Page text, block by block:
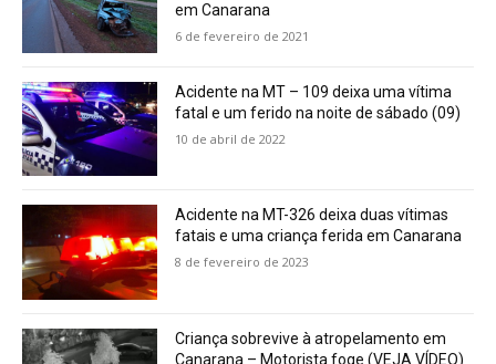
em Canarana
6 de fevereiro de 2021
Acidente na MT – 109 deixa uma vítima
fatal e um ferido na noite de sábado (09)
10 de abril de 2022
Acidente na MT-326 deixa duas vítimas
fatais e uma criança ferida em Canarana
8 de fevereiro de 2023
Criança sobrevive à atropelamento em
Canarana – Motorista foge (VEJA VÍDEO)